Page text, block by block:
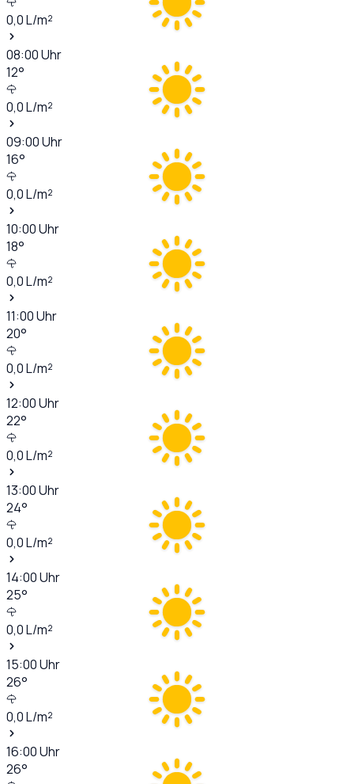
0,0L/m²
08:00Uhr
12°
0,0L/m²
09:00Uhr
16°
0,0L/m²
10:00Uhr
18°
0,0L/m²
11:00Uhr
20°
0,0L/m²
12:00Uhr
22°
0,0L/m²
13:00Uhr
24°
0,0L/m²
14:00Uhr
25°
0,0L/m²
15:00Uhr
26°
0,0L/m²
16:00Uhr
26°